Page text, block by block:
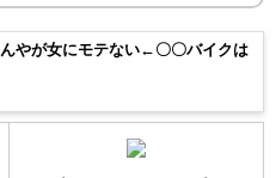
やが女にモテない←〇〇バイクは